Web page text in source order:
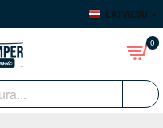
LATVIEŠU
0